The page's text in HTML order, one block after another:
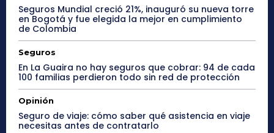
Seguros Mundial creció 21%, inauguró su nueva torre
en Bogotá y fue elegida la mejor en cumplimiento
de Colombia
Seguros
En La Guaira no hay seguros que cobrar: 94 de cada
100 familias perdieron todo sin red de protección
Opinión
Seguro de viaje: cómo saber qué asistencia en viaje
necesitas antes de contratarlo